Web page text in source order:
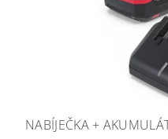
NABÍJEČKA +